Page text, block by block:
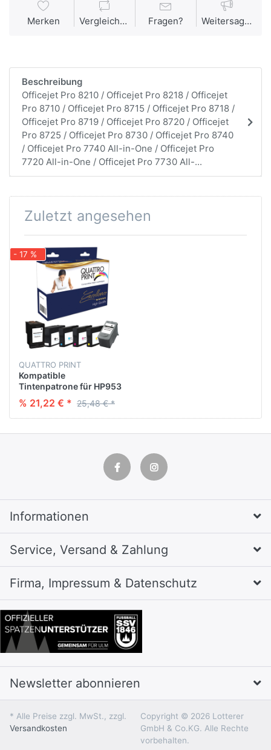
Merken Vergleichen Fragen? Weitersagen
Beschreibung
Officejet Pro 8210 / Officejet Pro 8218 / Officejet
Pro 8710 / Officejet Pro 8715 / Officejet Pro 8718 /
Officejet Pro 8719 / Officejet Pro 8720 / Officejet
Pro 8725 / Officejet Pro 8730 / Officejet Pro 8740
/ Officejet Pro 7740 All-in-One / Officejet Pro
7720 All-in-One / Officejet Pro 7730 All-...
Zuletzt angesehen
- 17 %
QUATTRO PRINT
Kompatible
Tintenpatrone für HP953
XL magenta 1600 P
% 21,22 € * 25,48 € *
Informationen
Service, Versand & Zahlung
Firma, Impressum & Datenschutz
Newsletter abonnieren
* Alle Preise zzgl. MwSt., zzgl.
Versandkosten
Copyright © 2026 Lotterer
GmbH & Co.KG. Alle Rechte
vorbehalten.